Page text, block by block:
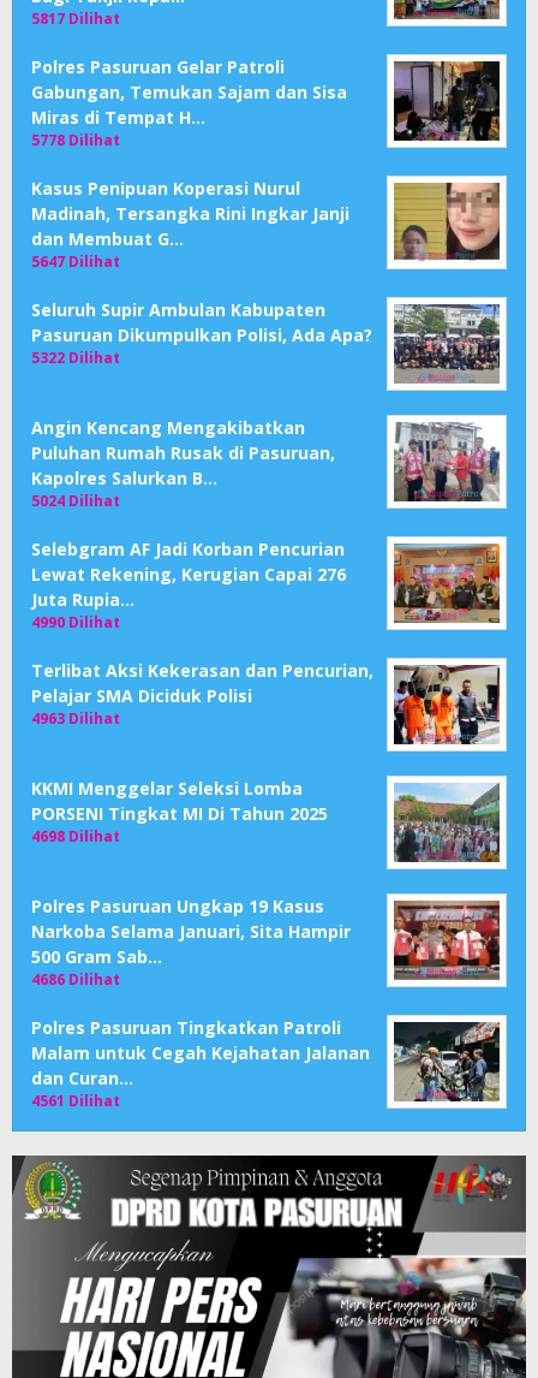
5817 Dilihat
Polres Pasuruan Gelar Patroli
Gabungan, Temukan Sajam dan Sisa
Miras di Tempat H…
5778 Dilihat
Kasus Penipuan Koperasi Nurul
Madinah, Tersangka Rini Ingkar Janji
dan Membuat G…
5647 Dilihat
Seluruh Supir Ambulan Kabupaten
Pasuruan Dikumpulkan Polisi, Ada Apa?
5322 Dilihat
Angin Kencang Mengakibatkan
Puluhan Rumah Rusak di Pasuruan,
Kapolres Salurkan B…
5024 Dilihat
Selebgram AF Jadi Korban Pencurian
Lewat Rekening, Kerugian Capai 276
Juta Rupia…
4990 Dilihat
Terlibat Aksi Kekerasan dan Pencurian,
Pelajar SMA Diciduk Polisi
4963 Dilihat
KKMI Menggelar Seleksi Lomba
PORSENI Tingkat MI Di Tahun 2025
4698 Dilihat
Polres Pasuruan Ungkap 19 Kasus
Narkoba Selama Januari, Sita Hampir
500 Gram Sab…
4686 Dilihat
Polres Pasuruan Tingkatkan Patroli
Malam untuk Cegah Kejahatan Jalanan
dan Curan…
4561 Dilihat